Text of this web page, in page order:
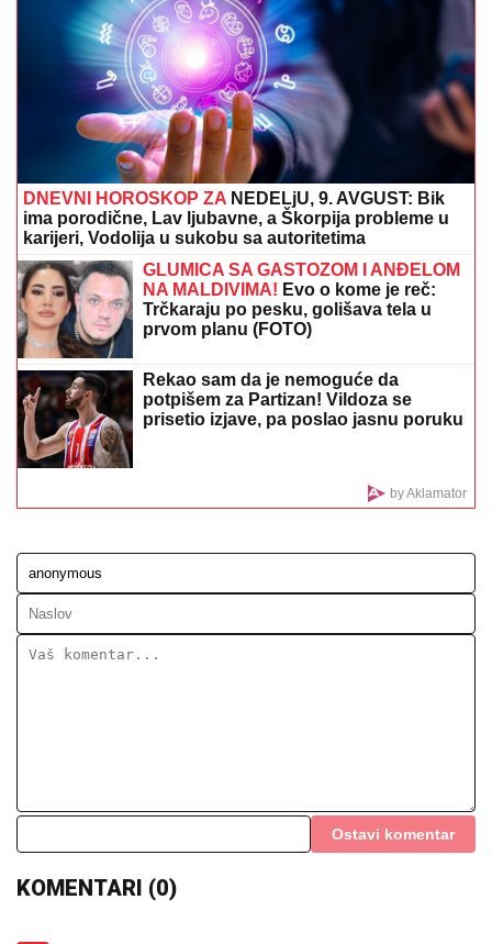
stavio u crne kese"
GINISOVAKNjIGA REKORDA: Najveći
vatromet u istoriji izveden 4. jula u
Vašingtonu
Glumicu (44) "RAZVLAČILI" na mrežama zbog
KILAŽE, ona skinula više od 20 kilograma i
ODREKLA SE ONOGA ŠTO RETKO KO MOŽE: "Mislili
su da sam bolesna"
Dragan Stanković
se oglasio zbog VERENICE
VERIDBE: "Neka Bog čuva našu
snalazi se u ovom svetu i ne zna da